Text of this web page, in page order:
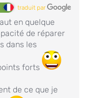
traduit par
en quelque
de réparer
dans les
forts
de ce que je